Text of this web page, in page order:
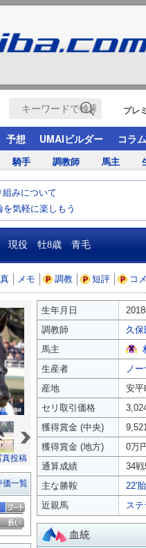
プレ
予想 UMAIビルダー コラム
騎手 調教師 馬主
みについて
気軽に楽しもう
現役 牡8歳 青毛
メモ 調教 短評 コ
真投稿
価一覧
生年月日
調教師
久
馬主
生産者
ノ
産地
安平
セリ取引価格
獲得賞金 (中央)
獲得賞金 (地方)
0万
通算成績
34
主な勝鞍
22'
近親馬
ス
血統